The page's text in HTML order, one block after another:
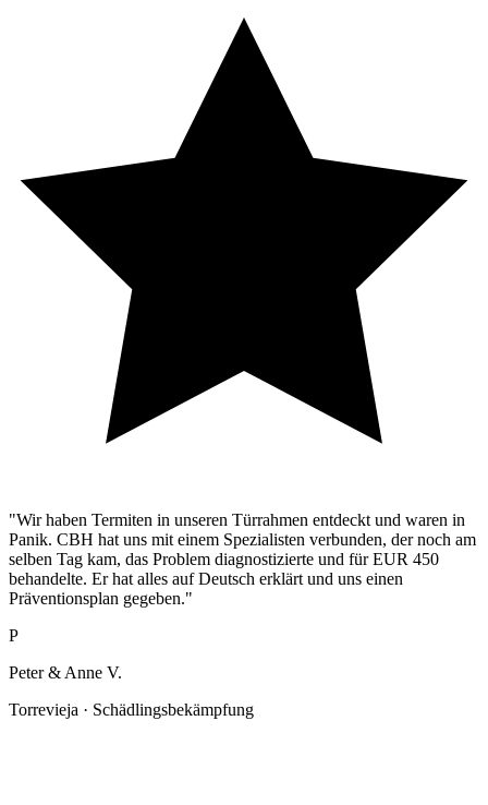
"Wir haben Termiten in unseren Türrahmen entdeckt und waren in
Panik. CBH hat uns mit einem Spezialisten verbunden, der noch am
selben Tag kam, das Problem diagnostizierte und für EUR 450
behandelte. Er hat alles auf Deutsch erklärt und uns einen
Präventionsplan gegeben."
P
Peter & Anne V.
Torrevieja · Schädlingsbekämpfung